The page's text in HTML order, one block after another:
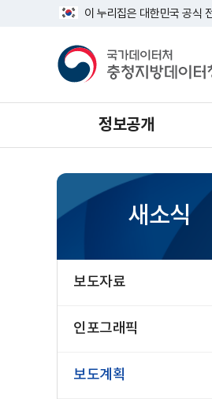
이 누리집은 대한민국 공식
방
정보공개
새소식
보도자료
인포그래픽
보도계획